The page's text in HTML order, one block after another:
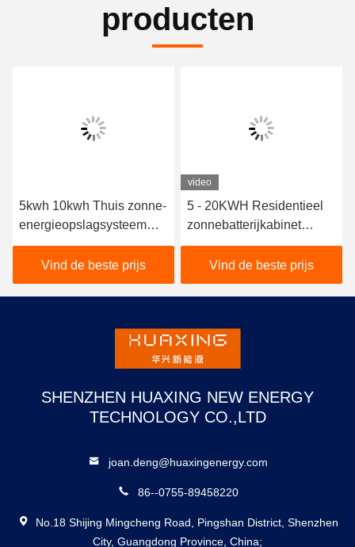
producten
5kwh 10kwh Thuis zonne-
energieopslagsysteem
MPPT-controller Hybride
aan-uit-netomvormer
Vind de beste prijs
video
5 - 20KWH Residentieel
zonnebatterijkabinet
Pakket Home Zonne-
energieopslagsysteem
Vind de beste prijs
SHENZHEN HUAXING NEW ENERGY
TECHNOLOGY CO.,LTD
joan.deng@huaxingenergy.com
86--0755-89458220
No.18 Shijing Mingcheng Road, Pingshan District, Shenzhen
City, Guangdong Province, China;